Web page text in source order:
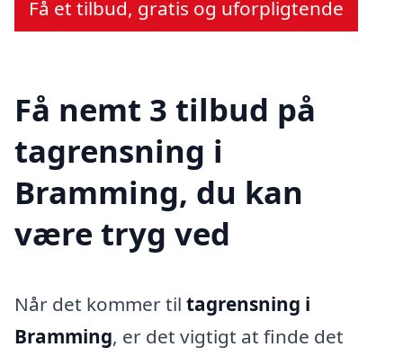
Få et tilbud, gratis og uforpligtende
Få nemt 3 tilbud på
tagrensning i
Bramming, du kan
være tryg ved
Når det kommer til tagrensning i
Bramming, er det vigtigt at finde det